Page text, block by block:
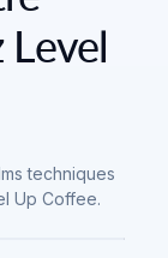
techniques
Up Coffee.